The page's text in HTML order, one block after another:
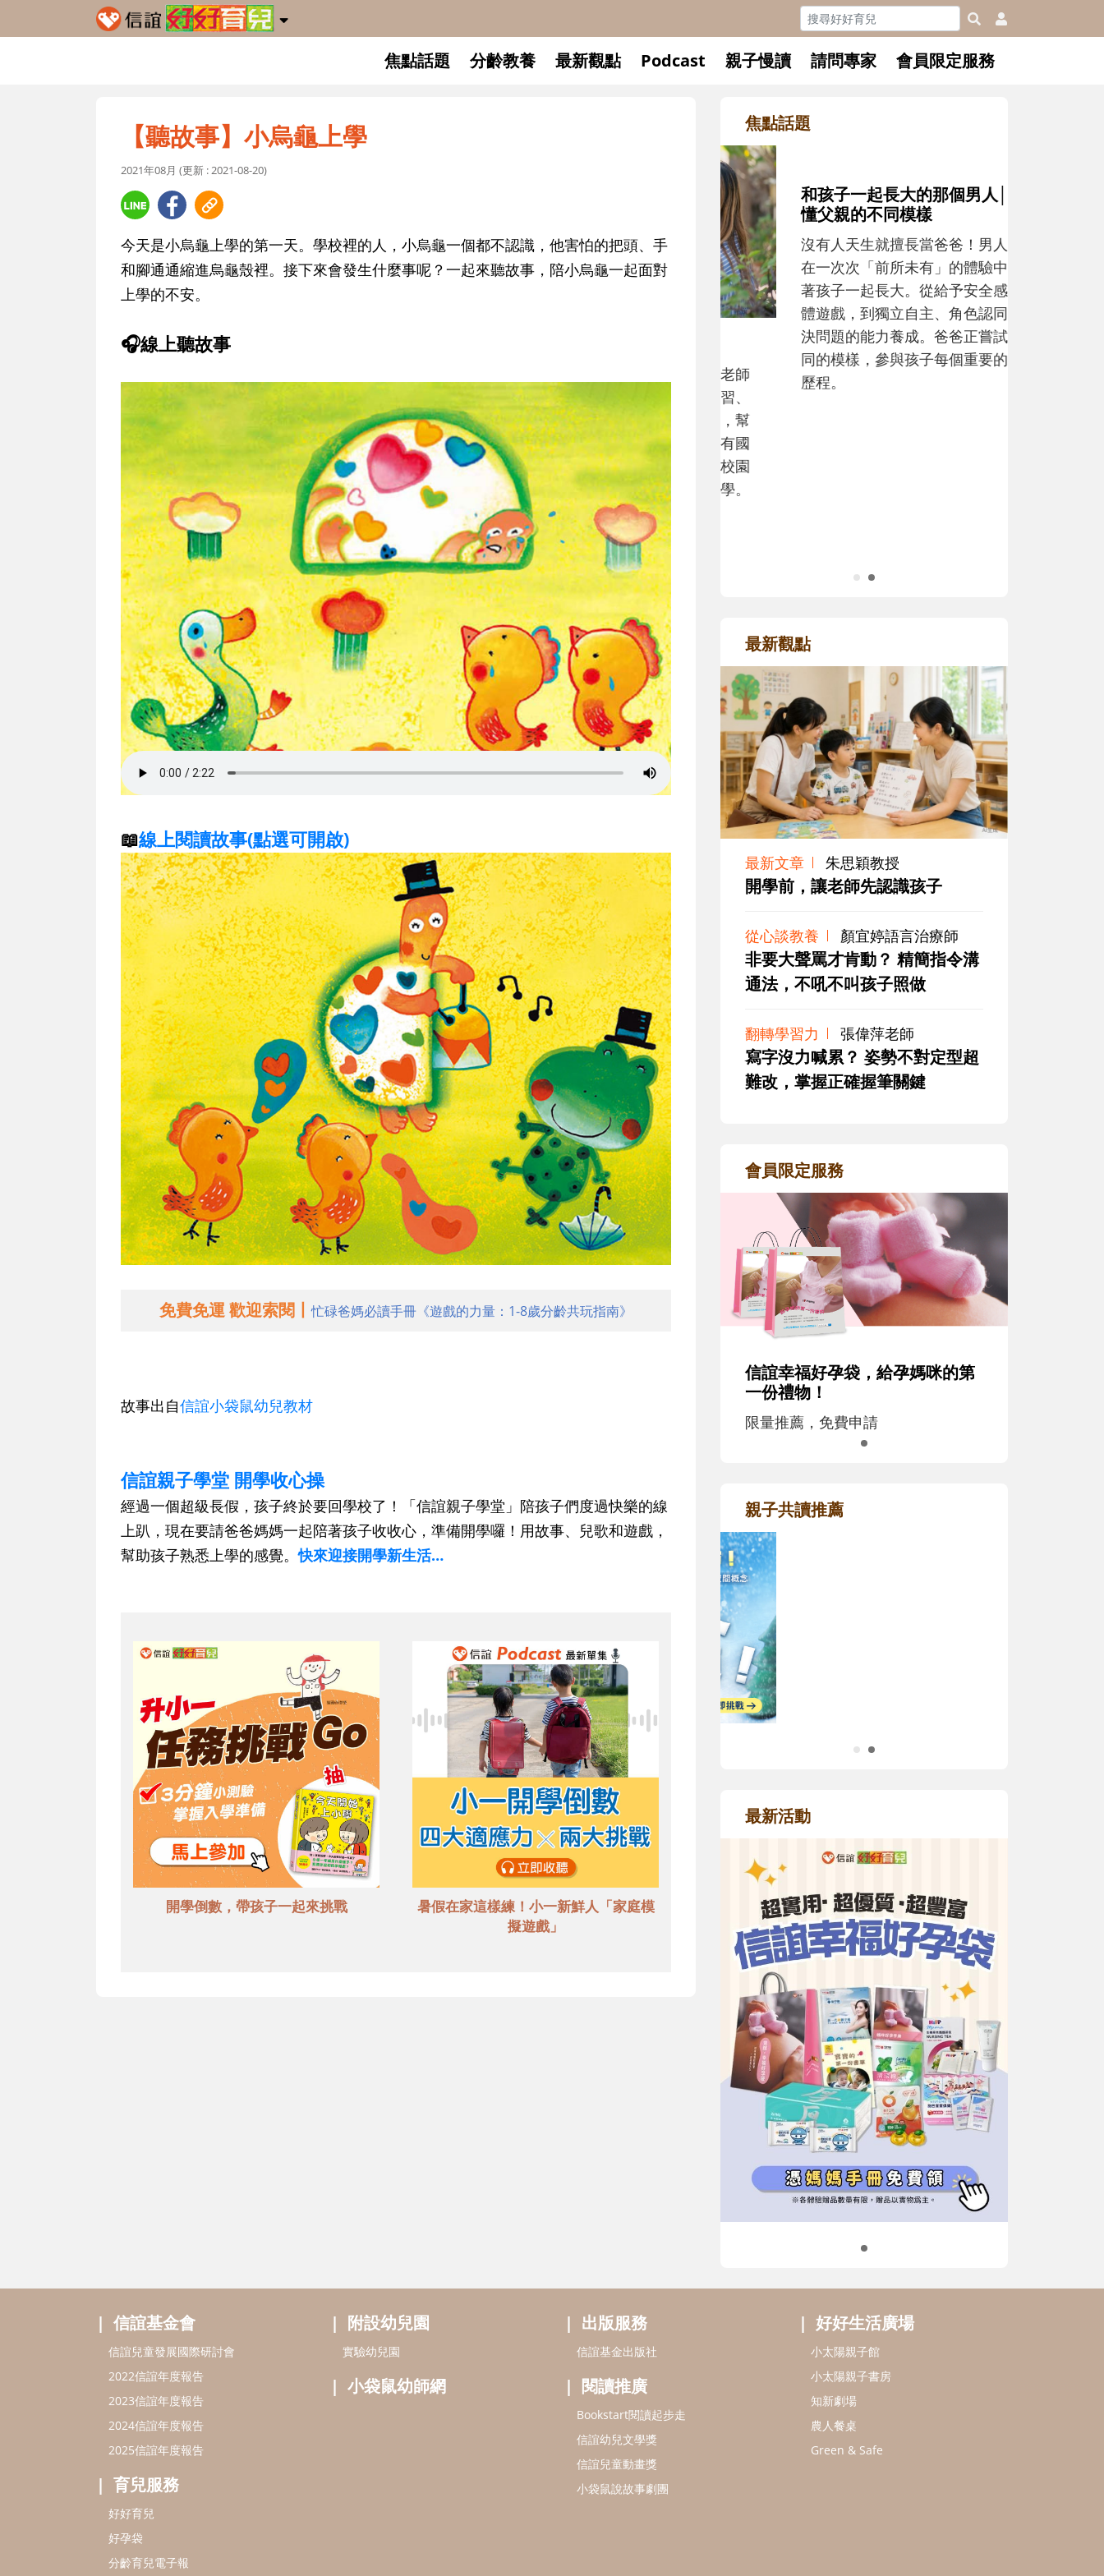
焦點話題 分齡教養 最新觀點 Podcast 親子慢讀 請問專家 會員限定服務
【聽故事】小烏龜上學
2021年08月 (更新 : 2021-08-20)
今天是小烏龜上學的第一天。學校裡的人，小烏龜一個都不認識，他害怕的把頭、手
和腳通通縮進烏龜殼裡。接下來會發生什麼事呢？一起來聽故事，陪小烏龜一起面對
上學的不安。
🎧線上聽故事
📖線上閱讀故事(點選可開啟)
免費免運 歡迎索閱丨忙碌爸媽必讀手冊《遊戲的力量：1-8歲分齡共玩指南》
故事出自信誼小袋鼠幼兒教材
信誼親子學堂 開學收心操
經過一個超級長假，孩子終於要回學校了！「信誼親子學堂」陪孩子們度過快樂的線
上趴，現在要請爸爸媽媽一起陪著孩子收收心，準備開學囉！用故事、兒歌和遊戲，
幫助孩子熟悉上學的感覺。快來迎接開學新生活…
開學倒數，帶孩子一起來挑戰
暑假在家這樣練！小一新鮮人「家庭模
擬遊戲」
焦點話題
和孩子一起長大的那個男人│讀
懂父親的不同模樣
沒有人天生就擅長當爸爸！男人總是
在一次次「前所未有」的體驗中，跟
著孩子一起長大。從給予安全感的肢
體遊戲，到獨立自主、角色認同及解
最新觀點
最新文章 朱思穎教授
開學前，讓老師先認識孩子
從心談教養 顏宜婷語言治療師
非要大聲罵才肯動？ 精簡指令溝
通法，不吼不叫孩子照做
翻轉學習力 張偉萍老師
寫字沒力喊累？ 姿勢不對定型超
難改，掌握正確握筆關鍵
會員限定服務
信誼幸福好孕袋，給孕媽咪的第
一份禮物！
限量推薦，免費申請
親子共讀推薦
最新活動
育兒服務
好好育兒
好孕袋
分齡育兒電子報
線上教養諮詢
小袋鼠說故事劇團
好好生活廣場
小太陽親子館
小太陽親子書房
service@hsin-yi.org.tw
信誼好好育兒
(02)2396-5305轉2345 (週一～週五 9:00～18:00)
本網站建議使用IE9(含以上)或 Google Chrome 版本瀏覽器